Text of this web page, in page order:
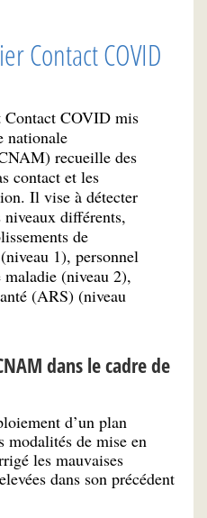
Contact COVID
Contact COVID mis
nationale
recueille des
contact et les
Il vise à détecter
niveaux différents,
de
1), personnel
maladie (niveau 2),
(ARS) (niveau
dans le cadre de
d’un plan
modalités de mise en
les mauvaises
dans son précédent